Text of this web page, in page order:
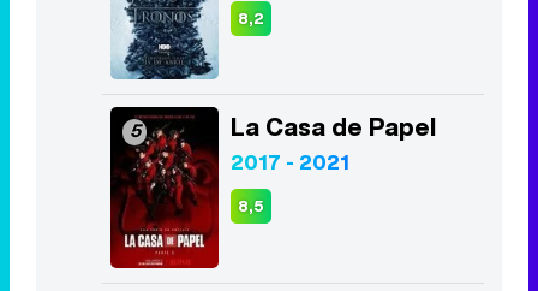
8,2
5 La Casa de Papel
2017 - 2021
8,5